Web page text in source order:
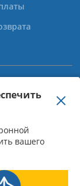
вашего
310950015523,